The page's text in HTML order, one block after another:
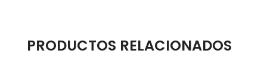
PRODUCTOS RELACIONADOS